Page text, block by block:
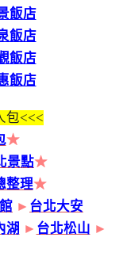
飯店
飯店
飯店
飯店
包<<<
★
景點★
整理★
► 台北大安
湖 ► 台北松山 ►